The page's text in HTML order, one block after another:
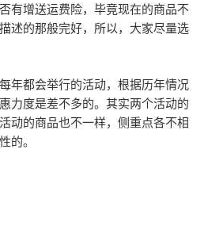
有增送运费险，毕竟现在的商品不
述的那般完好，所以，大家尽量选
年都会举行的活动，根据历年情况
力度是差不多的。其实两个活动的
动的商品也不一样，侧重点各不相
的。